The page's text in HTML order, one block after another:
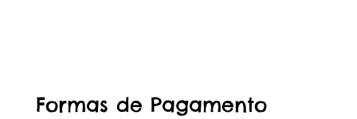
Formas de Pagamento